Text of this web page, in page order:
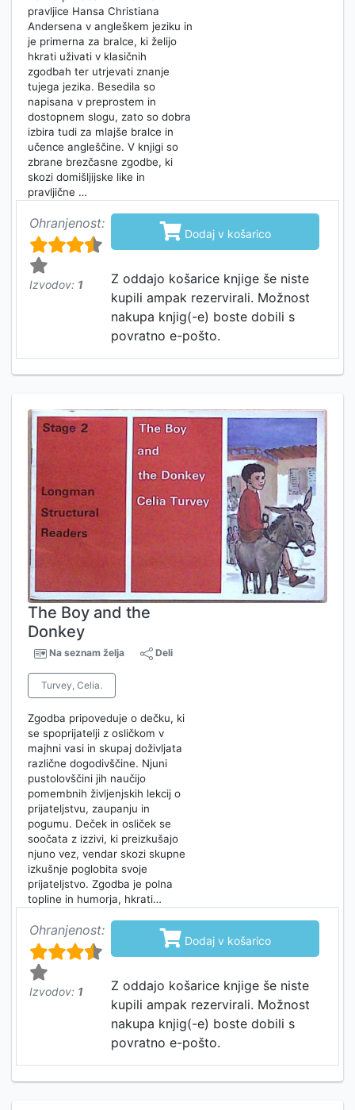
pravljice Hansa Christiana
Andersena v angleškem jeziku in
je primerna za bralce, ki želijo
hkrati uživati v klasičnih
zgodbah ter utrjevati znanje
tujega jezika. Besedila so
napisana v preprostem in
dostopnem slogu, zato so dobra
izbira tudi za mlajše bralce in
učence angleščine. V knjigi so
zbrane brezčasne zgodbe, ki
skozi domišljijske like in
pravljične …
Ohranjenost:
Izvodov: 1
 Dodaj v košarico
Z oddajo košarice knjige še niste
kupili ampak rezervirali. Možnost
nakupa knjig(-e) boste dobili s
povratno e-pošto.
The Boy and the
Donkey
Na seznam želja Deli
Turvey, Celia.
Zgodba pripoveduje o dečku, ki
se spoprijatelji z osličkom v
majhni vasi in skupaj doživljata
različne dogodivščine. Njuni
pustolovščini jih naučijo
pomembnih življenjskih lekcij o
prijateljstvu, zaupanju in
pogumu. Deček in osliček se
soočata z izzivi, ki preizkušajo
njuno vez, vendar skozi skupne
izkušnje poglobita svoje
prijateljstvo. Zgodba je polna
topline in humorja, hkrati…
Ohranjenost:
Izvodov: 1
 Dodaj v košarico
Z oddajo košarice knjige še niste
kupili ampak rezervirali. Možnost
nakupa knjig(-e) boste dobili s
povratno e-pošto.